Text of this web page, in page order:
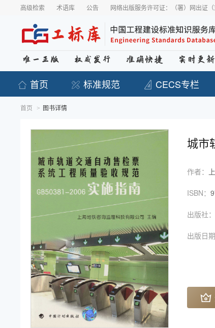
高级检索 术语库 公告 网络出版服务许可证：（署）网出证
首页 标准规范 CECS专栏
首页 > 图书详情
城市
作者：
ISBN：
出版社：
出版日期